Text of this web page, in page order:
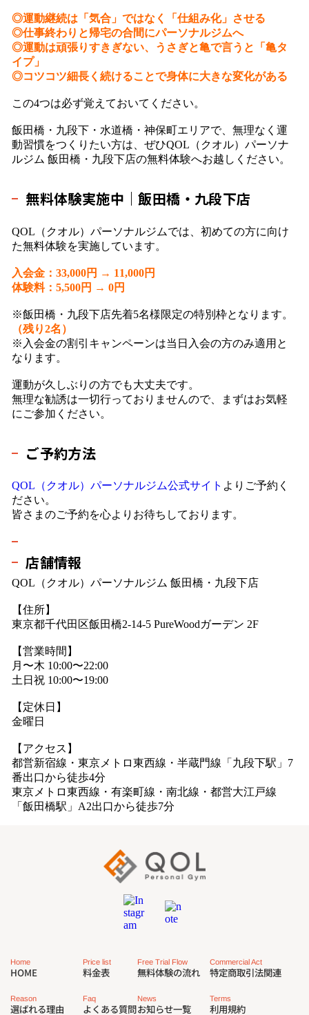
◎運動継続は「気合」ではなく「仕組み化」させる
◎仕事終わりと帰宅の合間にパーソナルジムへ
◎運動は頑張りすきぎない、うさぎと亀で言うと「亀タ
イプ」
◎コツコツ細長く続けることで身体に大きな変化がある
この4つは必ず覚えておいてください。
飯田橋・九段下・水道橋・神保町エリアで、無理なく運
動習慣をつくりたい方は、ぜひQOL（クオル）パーソナ
ルジム 飯田橋・九段下店の無料体験へお越しください。
無料体験実施中｜飯田橋・九段下店
QOL（クオル）パーソナルジムでは、初めての方に向け
た無料体験を実施しています。
入会金：33,000円 → 11,000円
体験料：5,500円 → 0円
※飯田橋・九段下店先着5名様限定の特別枠となります。
（残り2名）
※入会金の割引キャンペーンは当日入会の方のみ適用と
なります。
運動が久しぶりの方でも大丈夫です。
無理な勧誘は一切行っておりませんので、まずはお気軽
にご参加ください。
ご予約方法
QOL（クオル）パーソナルジム公式サイト よりご予約く
ださい。
皆さまのご予約を心よりお待ちしております。
店舗情報
QOL（クオル）パーソナルジム 飯田橋・九段下店
【住所】
東京都千代田区飯田橋2-14-5 PureWoodガーデン 2F
【営業時間】
月〜木 10:00〜22:00
土日祝 10:00〜19:00
【定休日】
金曜日
【アクセス】
都営新宿線・東京メトロ東西線・半蔵門線「九段下駅」7
番出口から徒歩4分
東京メトロ東西線・有楽町線・南北線・都営大江戸線
「飯田橋駅」A2出口から徒歩7分
Home
HOME
Reason
選ばれる理由
Price list
料金表
Faq
よくある質問
Free Trial Flow
無料体験の流れ
News
お知らせ一覧
Commercial Act
特定商取引法関連
Terms
利用規約